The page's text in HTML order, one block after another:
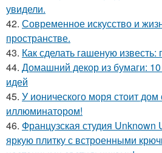
увидели.
42. Современное искусство и
пространстве.
43. Как сделать гашеную
44. Домашний декор из бумаги:
идей
45. У ионического моря стоит
иллюминатором!
46. Французская студия Unknown
яркую плитку с встроенными